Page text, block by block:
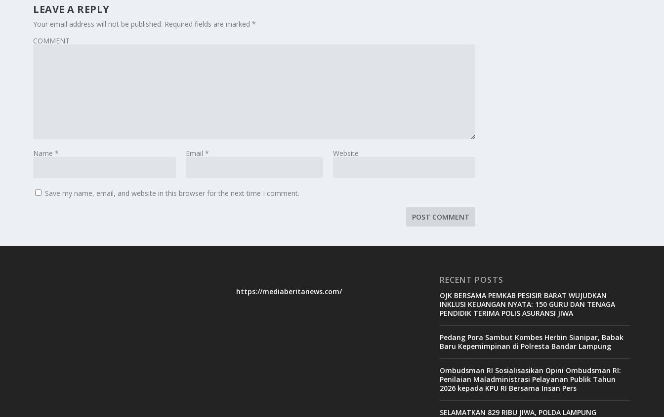
LEAVE A REPLY
Your email address will not be published. Required fields are marked*
COMMENT
Name* Email * Website
Save my name, email, and website in this browser for the next time I comment.
https://mediaberitanews.com/
RECENT POSTS
OJK BERSAMA PEMKAB PESISIR BARAT WUJUDKAN
INKLUSI KEUANGAN NYATA: 150 GURU DAN TENAGA
PENDIDIK TERIMA POLIS ASURANSI JIWA
Pedang Pora Sambut Kombes Herbin Sianipar, Babak
Baru Kepemimpinan di Polresta Bandar Lampung
Ombudsman RI Sosialisasikan Opini Ombudsman RI:
Penilaian Maladministrasi Pelayanan Publik Tahun
2026 kepada KPU RI Bersama Insan Pers
SELAMATKAN 829 RIBU JIWA, POLDA LAMPUNG